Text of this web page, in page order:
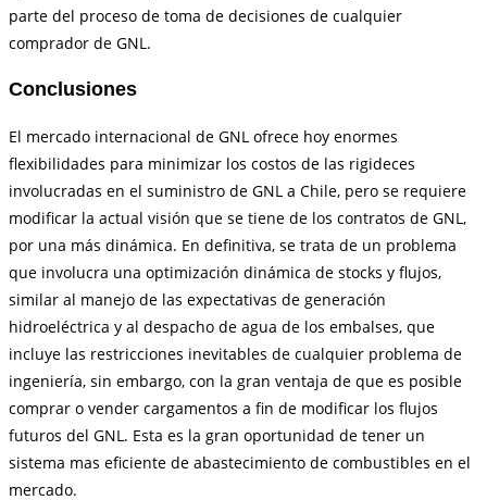
parte del proceso de toma de decisiones de cualquier
comprador de GNL.
Conclusiones
El mercado internacional de GNL ofrece hoy enormes
flexibilidades para minimizar los costos de las rigideces
involucradas en el suministro de GNL a Chile, pero se requiere
modificar la actual visión que se tiene de los contratos de GNL,
por una más dinámica. En definitiva, se trata de un problema
que involucra una optimización dinámica de stocks y flujos,
similar al manejo de las expectativas de generación
hidroeléctrica y al despacho de agua de los embalses, que
incluye las restricciones inevitables de cualquier problema de
ingeniería, sin embargo, con la gran ventaja de que es posible
comprar o vender cargamentos a fin de modificar los flujos
futuros del GNL. Esta es la gran oportunidad de tener un
sistema mas eficiente de abastecimiento de combustibles en el
mercado.